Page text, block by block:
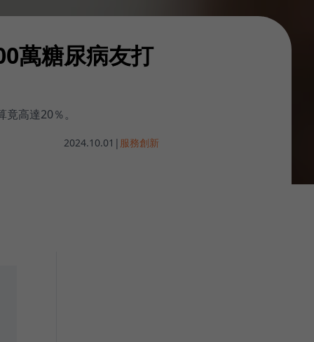
萬糖尿病友打
高達20％。
2024.10.01 | 服務創新